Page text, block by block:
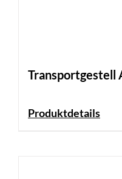
Transportgestell
Produktdetails